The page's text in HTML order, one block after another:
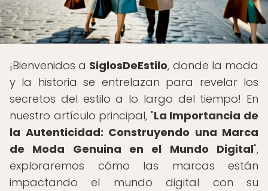
¡Bienvenidos a SiglosDeEstilo, donde la moda
y la historia se entrelazan para revelar los
secretos del estilo a lo largo del tiempo! En
nuestro artículo principal, "La Importancia de
la Autenticidad: Construyendo una Marca
de Moda Genuina en el Mundo Digital",
exploraremos cómo las marcas están
impactando el mundo digital con su